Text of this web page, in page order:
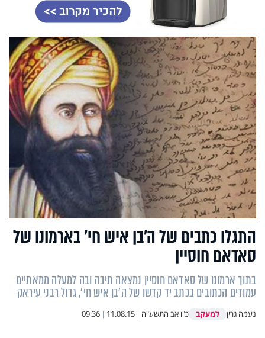
התגלו כתבים של ה'בן איש חי' בארמונו של
סאדאם חוסיין
בתוך ארמונו של סאדאם חוסיין נמצאה תיבה ובה למעלה ממאתיים
עמודים הכתובים בכתב יד קדשו של ה'בן איש חי', גדול רבני עיראק
נעמה גרין למעקב כ"ו אב התשע"ה |
11.08.15
|
09:36